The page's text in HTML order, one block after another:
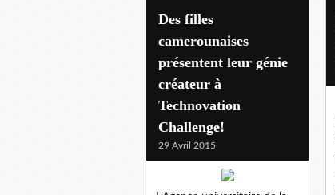
Des filles
camerounaises
présentent leur génie
créateur à
Technovation
Challenge!
29 Avril 2015